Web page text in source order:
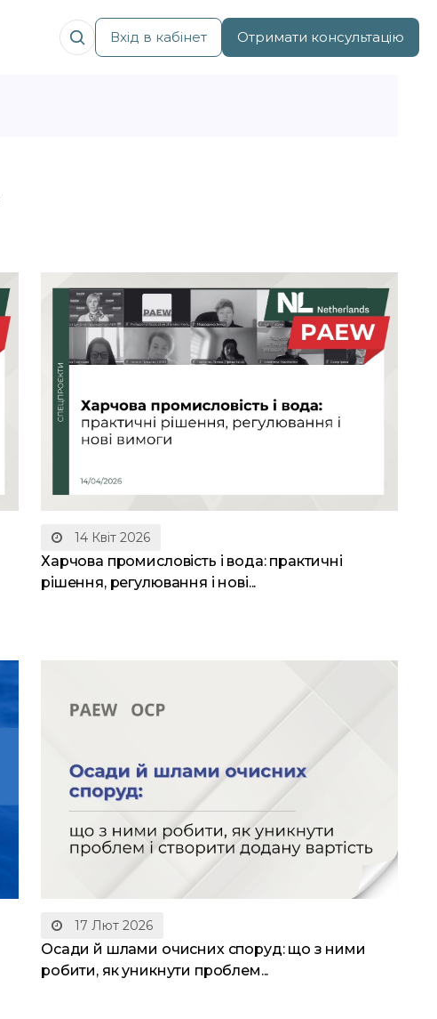
Вхід в кабінет Отримати консультацію
14 Квіт 2026
Харчова промисловість і вода: практичні
рішення, регулювання і нові...
17 Лют 2026
Осади й шлами очисних споруд: що з ними
робити, як уникнути проблем...